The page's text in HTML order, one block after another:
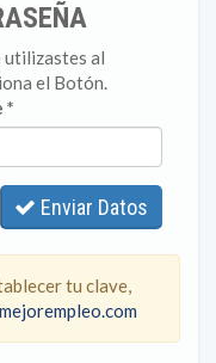
utilizastes al
el Botón.
*
Enviar Datos
tu clave,